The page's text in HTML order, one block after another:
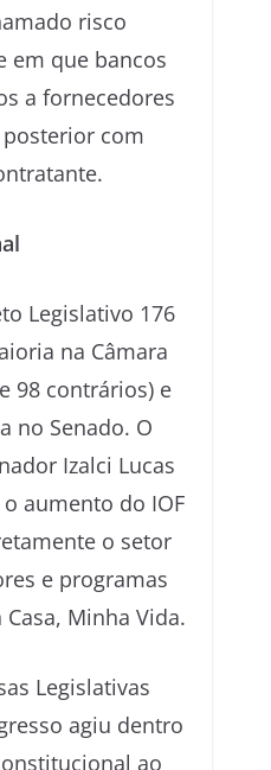
risco
em que bancos
a fornecedores
com
Legislativo 176
na Câmara
98 contrários) e
no Senado. O
Izalci Lucas
o aumento do IOF
o setor
e programas
Minha Vida.
Legislativas
agiu dentro
ao